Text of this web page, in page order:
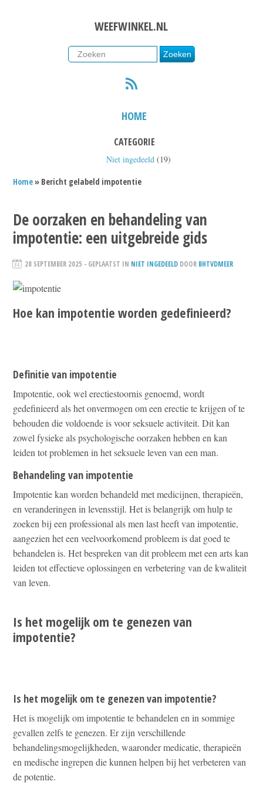
WEEFWINKEL.NL
HOME
CATEGORIE
Niet ingedeeld (19)
Home» Bericht gelabeld impotentie
De oorzaken en behandeling van
impotentie: een uitgebreide gids
28 SEPTEMBER 2025 - GEPLAATST IN NIET INGEDEELD DOOR BHTVDMEER
Hoe kan impotentie worden gedefinieerd?
Definitie van impotentie
Impotentie, ook wel erectiestoornis genoemd, wordt
gedefinieerd als het onvermogen om een erectie te krijgen of te
behouden die voldoende is voor seksuele activiteit. Dit kan
zowel fysieke als psychologische oorzaken hebben en kan
leiden tot problemen in het seksuele leven van een man.
Behandeling van impotentie
Impotentie kan worden behandeld met medicijnen, therapieën,
en veranderingen in levensstijl. Het is belangrijk om hulp te
zoeken bij een professional als men last heeft van impotentie,
aangezien het een veelvoorkomend probleem is dat goed te
behandelen is. Het bespreken van dit probleem met een arts kan
leiden tot effectieve oplossingen en verbetering van de kwaliteit
van leven.
Is het mogelijk om te genezen van
impotentie?
Is het mogelijk om te genezen van impotentie?
Het is mogelijk om impotentie te behandelen en in sommige
gevallen zelfs te genezen. Er zijn verschillende
behandelingsmogelijkheden, waaronder medicatie, therapieën
en medische ingrepen die kunnen helpen bij het verbeteren van
de potentie.